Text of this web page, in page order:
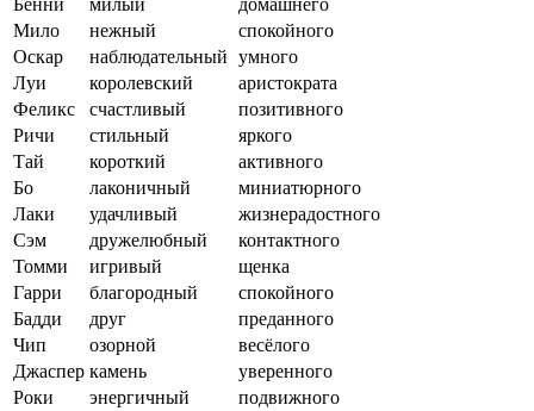
Бенни
милый
домашнего
Мило
нежный
спокойного
Оскар
наблюдательный умного
Луи
королевский
аристократа
Феликс
счастливый
позитивного
Ричи
стильный
яркого
Тай
короткий
активного
Бо
лаконичный
миниатюрного
Лаки
удачливый
жизнерадостного
Сэм
дружелюбный
контактного
Томми
игривый
щенка
Гарри
благородный
спокойного
Бадди
друг
преданного
Чип
озорной
весёлого
Джаспер камень
уверенного
Роки
энергичный
подвижного